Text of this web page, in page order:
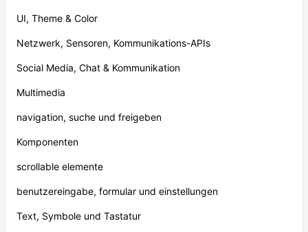
UI, Theme & Color
Netzwerk, Sensoren, Kommunikations-APIs
Social Media, Chat & Kommunikation
Multimedia
navigation, suche und freigeben
Komponenten
scrollable elemente
benutzereingabe, formular und einstellungen
Text, Symbole und Tastatur